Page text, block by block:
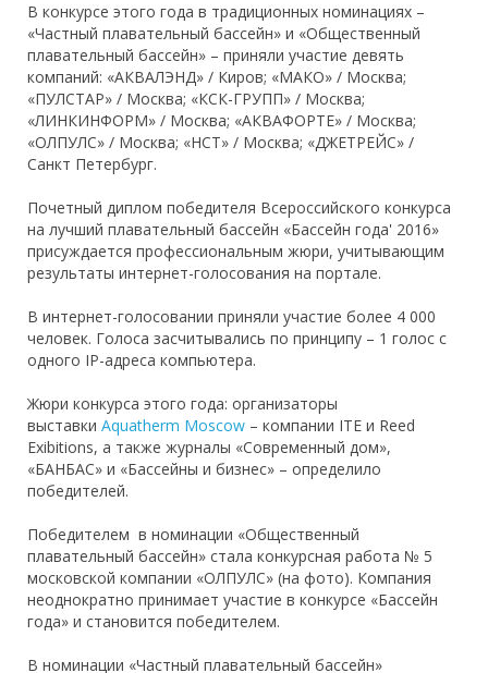
В конкурсе этого года в традиционных номинациях –
«Частный плавательный бассейн» и «Общественный
плавательный бассейн» – приняли участие девять
компаний: «АКВАЛЭНД» / Киров; «МАКО» / Москва;
«ПУЛСТАР» / Москва; «КСК-ГРУПП» / Москва;
«ЛИНКИНФОРМ» / Москва; «АКВАФОРТЕ» / Москва;
«ОЛПУЛС» / Москва; «НСТ» / Москва; «ДЖЕТРЕЙС» /
Санкт Петербург.
Почетный диплом победителя Всероссийского конкурса
на лучший плавательный бассейн «Бассейн года' 2016»
присуждается профессиональным жюри, учитывающим
результаты интернет-голосования на портале.
В интернет-голосовании приняли участие более 4 000
человек. Голоса засчитывались по принципу – 1 голос с
одного IP-адреса компьютера.
Жюри конкурса этого года: организаторы
выставки Aquatherm Moscow – компании ITE и Reed
Exibitions, а также журналы «Современный дом»,
«БАНБАС» и «Бассейны и бизнес» – определило
победителей.
Победителем в номинации «Общественный
плавательный бассейн» стала конкурсная работа № 5
московской компании «ОЛПУЛС» (на фото). Компания
неоднократно принимает участие в конкурсе «Бассейн
года» и становится победителем.
В номинации «Частный плавательный бассейн»